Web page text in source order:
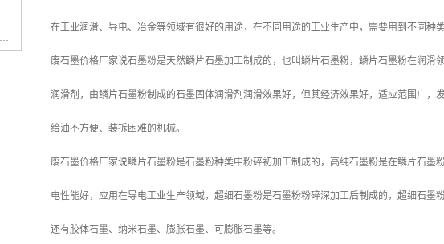
在工业润滑、导电、冶金等领域有很好的用途，在不同用途的工业生产中，需要用到不同种
废石墨价格厂家说石墨粉是天然鳞片石墨加工制成的，也叫鳞片石墨粉，鳞片石墨粉在润
润滑剂，由鳞片石墨粉制成的石墨固体润滑剂润滑效果好，但其经济效果好，适应范围广
给油不方便、装拆困难的机械。
废石墨价格厂家说鳞片石墨粉是石墨粉种类中粉碎初加工制成的，高纯石墨粉是在鳞片石
电性能好，应用在导电工业生产领域，超细石墨粉是石墨粉粉碎深加工后制成的，超细石
还有胶体石墨、纳米石墨、膨胀石墨、可膨胀石墨等。